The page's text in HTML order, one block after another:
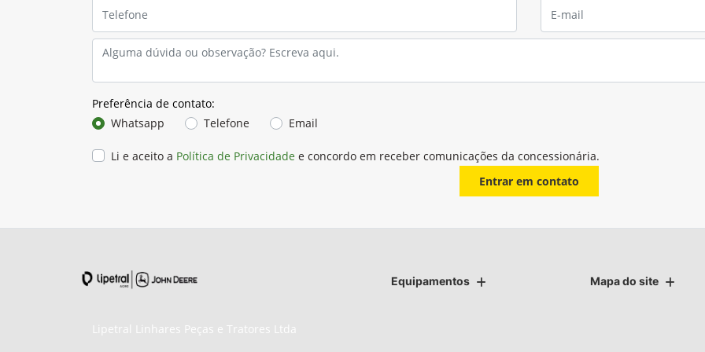
Preferência de contato:
Whatsapp
Telefone Email
Li e aceito a Política de Privacidade e concordo em receber comunicações da concessionária.
Entrar em contato
Equipamentos Mapa do site
Lipetral Linhares Peças e Tratores Ltda